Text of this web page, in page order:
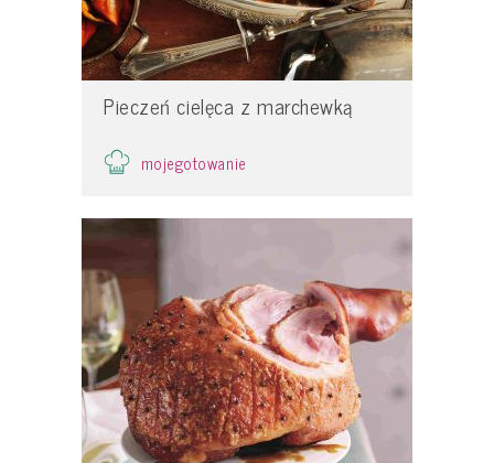
Pieczeń cielęca z marchewką
mojegotowanie